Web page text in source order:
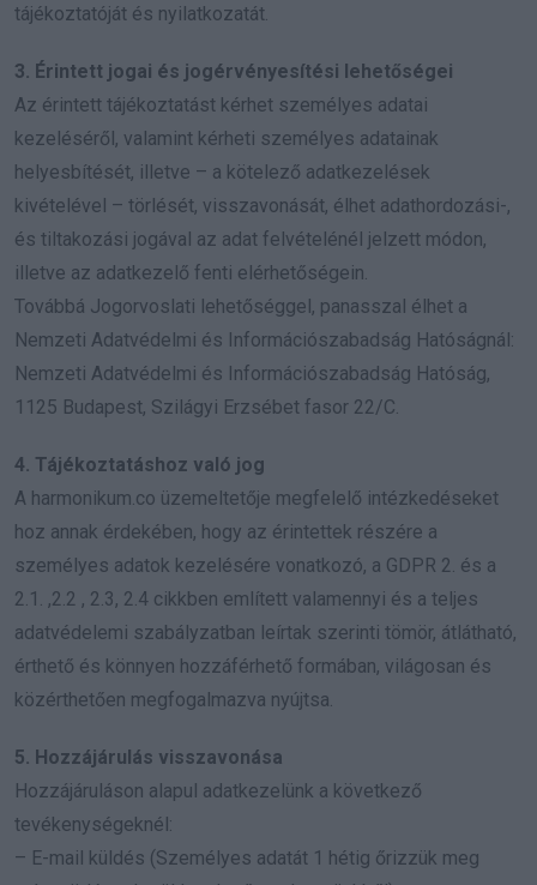
tájékoztatóját és nyilatkozatát.
3. Érintett jogai és jogérvényesítési lehetőségei
Az érintett tájékoztatást kérhet személyes adatai
kezeléséről, valamint kérheti személyes adatainak
helyesbítését, illetve – a kötelező adatkezelések
kivételével – törlését, visszavonását, élhet adathordozási-,
és tiltakozási jogával az adat felvételénél jelzett módon,
illetve az adatkezelő fenti elérhetőségein.
Továbbá Jogorvoslati lehetőséggel, panasszal élhet a
Nemzeti Adatvédelmi és Információszabadság Hatóságnál:
Nemzeti Adatvédelmi és Információszabadság Hatóság,
1125 Budapest, Szilágyi Erzsébet fasor 22/C.
4. Tájékoztatáshoz való jog
A harmonikum.co üzemeltetője megfelelő intézkedéseket
hoz annak érdekében, hogy az érintettek részére a
személyes adatok kezelésére vonatkozó, a GDPR 2. és a
2.1. ,2.2 , 2.3, 2.4 cikkben említett valamennyi és a teljes
adatvédelemi szabályzatban leírtak szerinti tömör, átlátható,
érthető és könnyen hozzáférhető formában, világosan és
közérthetően megfogalmazva nyújtsa.
5. Hozzájárulás visszavonása
Hozzájáruláson alapul adatkezelünk a következő
tevékenységeknél:
– E-mail küldés (Személyes adatát 1 hétig őrizzük meg